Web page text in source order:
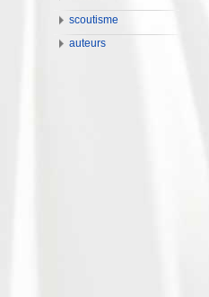
scoutisme
auteurs